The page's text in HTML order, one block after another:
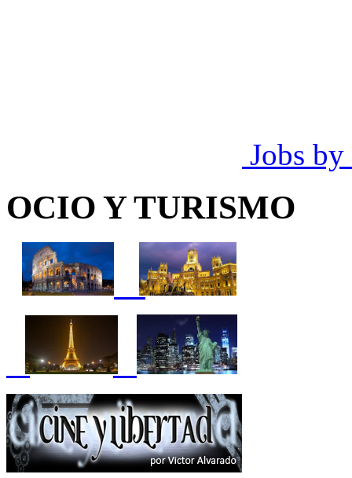
Jobs by
OCIO Y TURISMO